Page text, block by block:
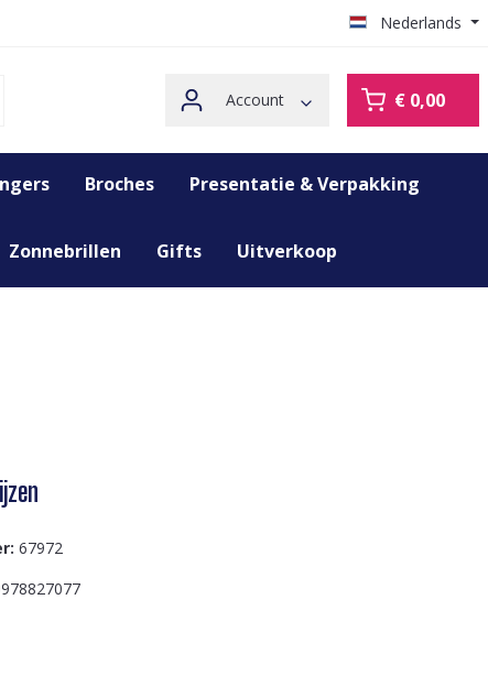
Nederlands
Account € 0,00
Broches Presentatie & Verpakking
Zonnebrillen Gifts Uitverkoop
67972